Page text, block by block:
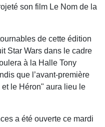
son film Le Nom de la
de cette édition
Star Wars dans le cadre
à la Halle Tony
que l’avant-première
le Héron" aura lieu le
a été ouverte ce mardi